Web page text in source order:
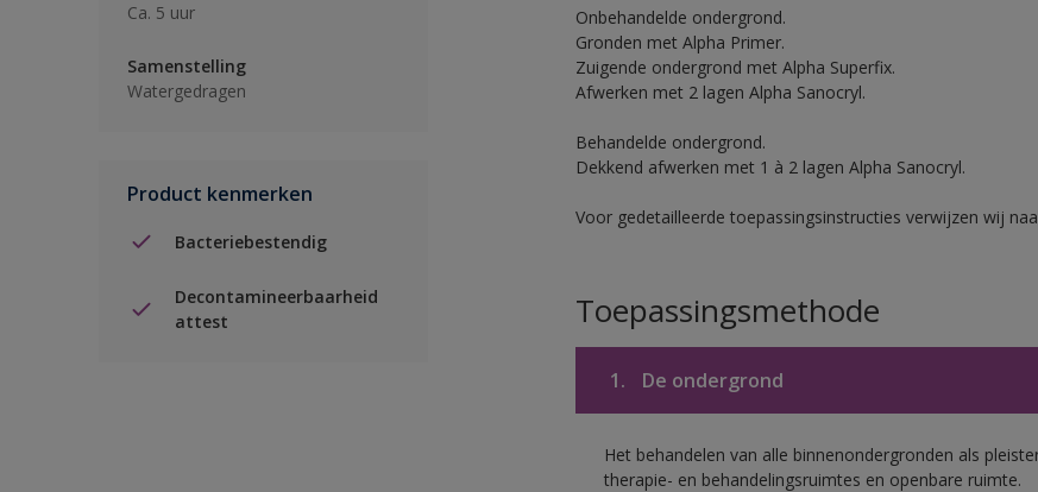
Ca. 5 uur
Samenstelling
Watergedragen
Product kenmerken
Bacteriebestendig
Decontamineerbaarheid
attest
Onbehandelde ondergrond.
Gronden met Alpha Primer.
Zuigende ondergrond met Alpha Superfix.
Afwerken met 2 lagen Alpha Sanocryl.
Behandelde ondergrond.
Dekkend afwerken met 1 à 2 lagen Alpha Sanocryl.
Voor gedetailleerde toepassingsinstructies verwijzen wij
Toepassingsmethode
1. De ondergrond
Het behandelen van alle binnenondergronden als
therapie- en behandelingsruimtes en openbare ruimte.